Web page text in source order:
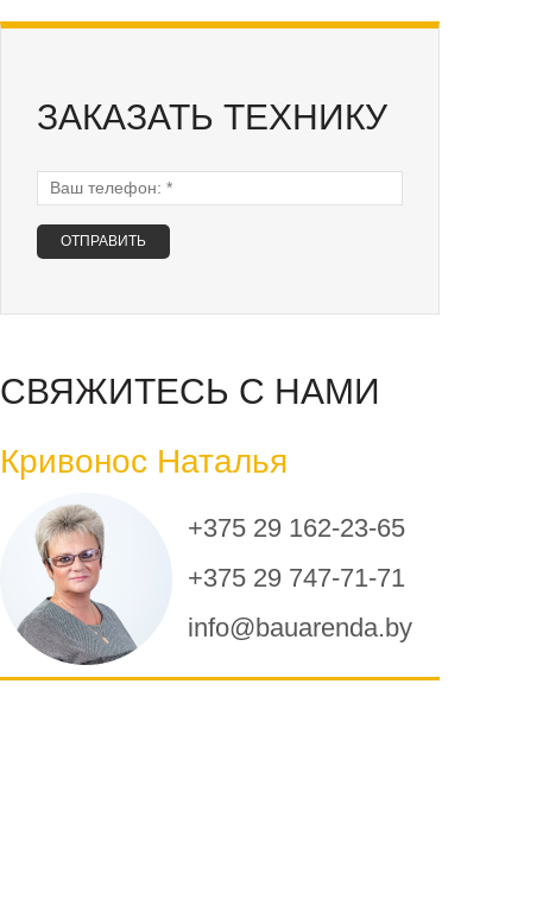
ЗАКАЗАТЬ ТЕХНИКУ
Ваш телефон:
СВЯЖИТЕСЬ С НАМИ
Кривонос Наталья
+375 29 162-23-65
+375 29 747-71-71
info@bauarenda.by